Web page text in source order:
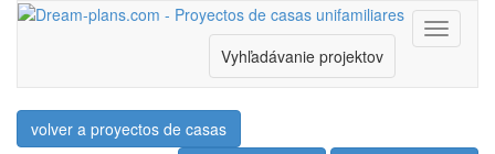
Menu
Vyhľadávanie projektov
volver a proyectos de casas